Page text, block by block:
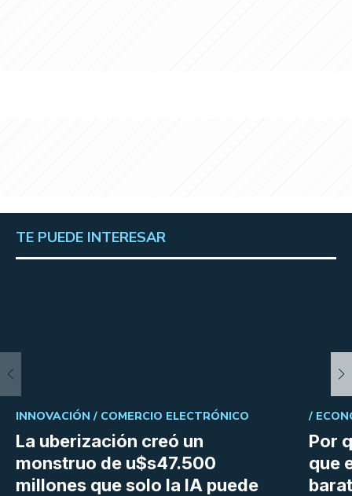
TE PUEDE INTERESAR
La uberización creó un
monstruo de u$s47.500
millones que solo la IA puede
INNOVACIÓN / COMERCIO ELECTRÓNICO
Por
que
/